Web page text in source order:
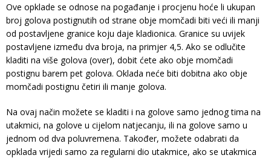
Ove opklade se odnose na pogađanje i procjenu hoće li ukupan
broj golova postignutih od strane obje momčadi biti veći ili manji
od postavljene granice koju daje kladionica. Granice su uvijek
postavljene između dva broja, na primjer 4,5. Ako se odlučite
kladiti na više golova (over), dobit ćete ako obje momčadi
postignu barem pet golova. Oklada neće biti dobitna ako obje
momčadi postignu četiri ili manje golova.
Na ovaj način možete se kladiti i na golove samo jednog tima na
utakmici, na golove u cijelom natjecanju, ili na golove samo u
jednom od dva poluvremena. Također, možete odabrati da
opklada vrijedi samo za regularni dio utakmice, ako se utakmica